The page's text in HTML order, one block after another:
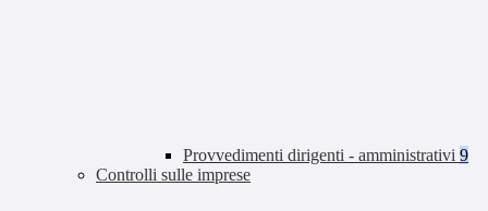
Provvedimenti dirigenti - amministrativi 9
Controlli sulle imprese